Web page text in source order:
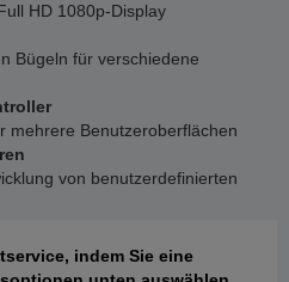
HD 1080p-Display
Bügeln für verschiedene
mehrere Benutzeroberflächen
von benutzerdefinierten
indem Sie eine